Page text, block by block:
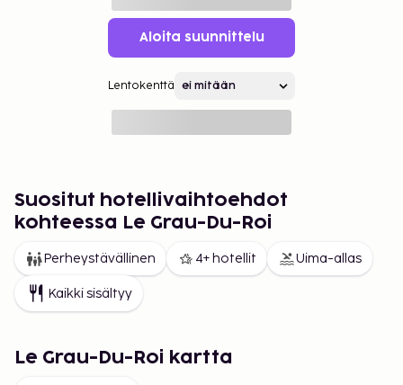
Aloita suunnittelu
Lentokenttä
Suositut hotellivaihtoehdot
kohteessa Le Grau-Du-Roi
Perheystävällinen 4+ hotellit Uima-allas
Kaikki sisältyy
Le Grau-Du-Roi kartta